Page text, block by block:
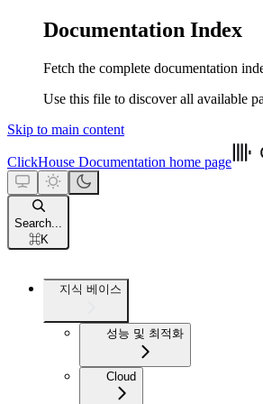
Documentation Index
Fetch the complete documentation
Use this file to discover all available
Skip to main content
ClickHouse Documentation home page
Search...
⌘K
지식 베이스
성능 및 최적화
Cloud